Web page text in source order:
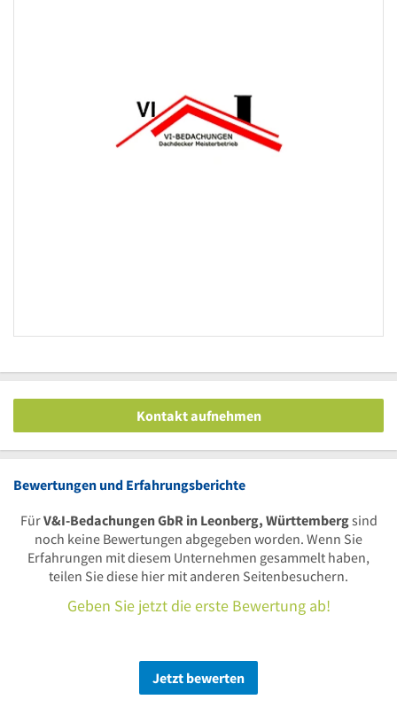
Kontakt aufnehmen
Bewertungen und Erfahrungsberichte
FürV&I-Bedachungen GbR in Leonberg, Württembergsind
noch keine Bewertungen abgegeben worden. Wenn Sie
Erfahrungen mit diesem Unternehmen gesammelt haben,
teilen Sie diese hier mit anderen Seitenbesuchern.
Geben Sie jetzt die erste Bewertung ab!
Jetzt bewerten